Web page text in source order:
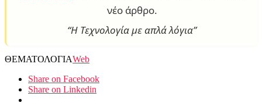
νέο άρθρο.
“Η Τεχνολογία με απλά λόγια”
ΘΕΜΑΤΟΛΟΓΙΑWeb
Share on Facebook
Share on Linkedin